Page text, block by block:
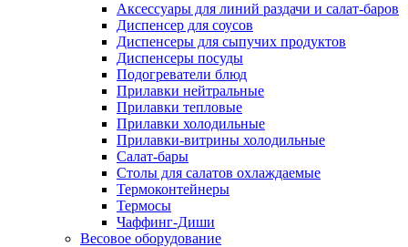
Аксессуары для линий раздачи и салат-баров
Диспенсер для соусов
Диспенсеры для сыпучих продуктов
Диспенсеры посуды
Подогреватели блюд
Прилавки нейтральные
Прилавки тепловые
Прилавки холодильные
Прилавки-витрины холодильные
Салат-бары
Столы для салатов охлаждаемые
Термоконтейнеры
Термосы
Чаффинг-Диши
Весовое оборудование